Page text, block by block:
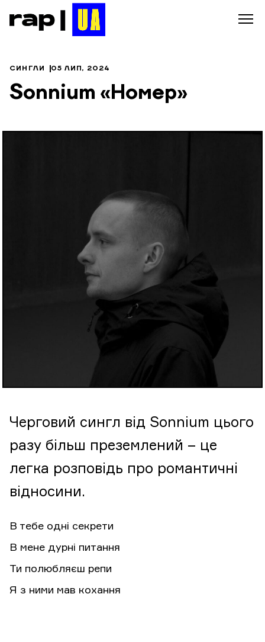
СИНГЛИ 05 ЛИП, 2024
Sonnium «Номер»
Черговий сингл від Sonnium цього
разу більш преземлений – це
легка розповідь про романтичні
відносини.
В тебе одні секрети
В мене дурні питання
Ти полюбляєш репи
Я з ними мав кохання